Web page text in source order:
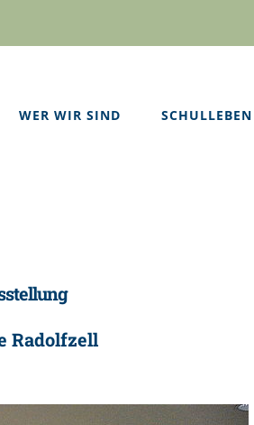
WER WIR SIND SCHULLEBEN
Radolfzell